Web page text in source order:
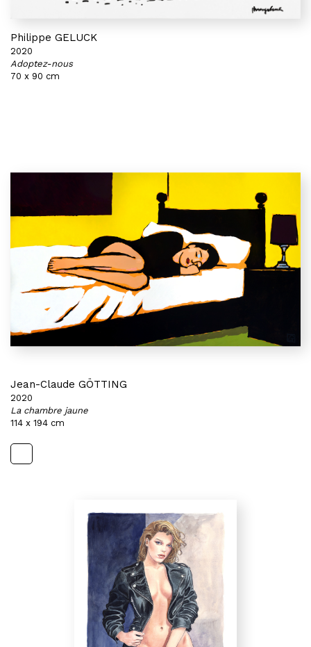
Philippe GELUCK
2020
Adoptez-nous
70 x 90 cm
Jean-Claude GÖTTING
2020
La chambre jaune
114 x 194 cm